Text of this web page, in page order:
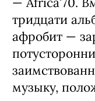
тридцати
афробит —
музыку,